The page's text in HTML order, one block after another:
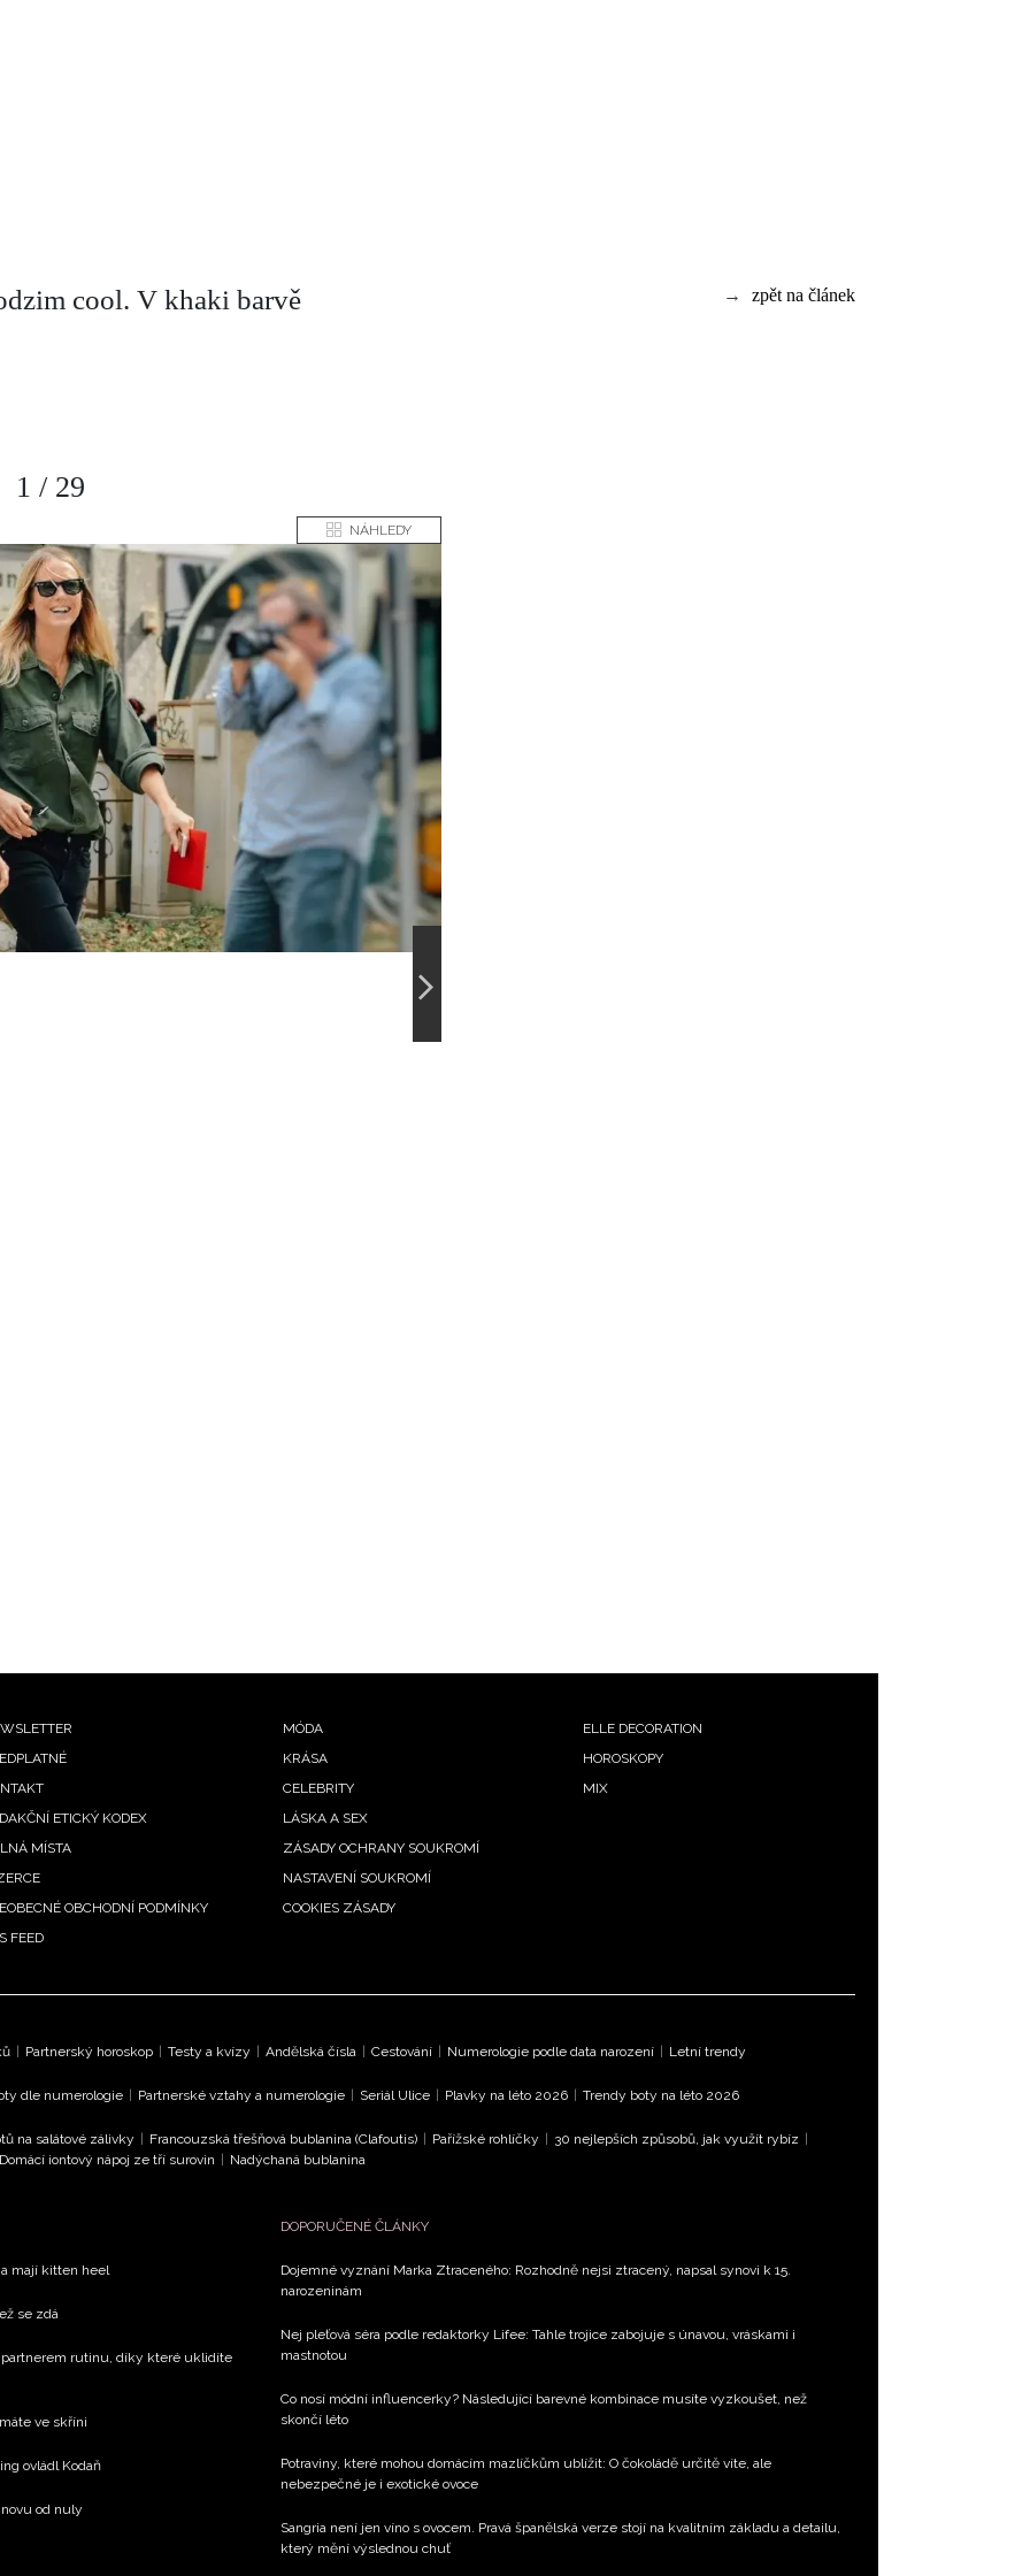
→ zpět na článek
cool. V khaki barvě
1 / 29
NÁHLEDY
ETICKÝ KODEX
MÍSTA
OBCHODNÍ PODMÍNKY
FEED
MÓDA
KRÁSA
CELEBRITY
LÁSKA A SEX
ZÁSADY OCHRANY SOUKROMÍ
NASTAVENÍ SOUKROMÍ
COOKIES ZÁSADY
ELLE DECORATION
HOROSKOPY
MIX
| Partnerský horoskop | Testy a kvízy | Andělská čísla | Cestování | Numerologie podle data narození | Letní trendy
dle numerologie | Partnerské vztahy a numerologie | Seriál Ulice | Plavky na léto 2026 | Trendy boty na léto 2026
na salátové zálivky | Francouzská třešňová bublanina (Clafoutis) | Pařížské rohlíčky | 30 nejlepších způsobů, jak využít rybíz |
Domácí iontový nápoj ze tří surovin | Nadýchaná bublanina
mají kitten heel
se zdá
partnerem rutinu, díky které uklidíte
ve skříni
ovládl Kodaň
od nuly
DOPORUČENÉ ČLÁNKY
Dojemné vyznání Marka Ztraceného: Rozhodně nejsi ztracený, napsal synovi k 15.
narozeninám
Nej pleťová séra podle redaktorky Lifee: Tahle trojice zabojuje s únavou, vráskami i
mastnotou
Co nosí módní influencerky? Následující barevné kombinace musíte vyzkoušet, než
skončí léto
Potraviny, které mohou domácím mazlíčkům ublížit: O čokoládě určitě víte, ale
nebezpečné je i exotické ovoce
Sangria není jen víno s ovocem. Pravá španělská verze stojí na kvalitním základu a detailu,
který mění výslednou chuť